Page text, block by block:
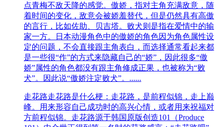
点青梅不敌天降的感觉。傲娇，指对主角充满敌意，随
着时间的变化，敌意会被娇羞替代，但是仍然具有高傲
的言行，比如佐助、贝吉塔。败犬则是指在爱情中的输
家一方。日本动漫角色中的傲娇的角色因为角色属性设
定的问题，不会直接跟主角表白，而选择通常看起来都
是一些很“作”的方式来隐藏自己的“娇”，因此很多“傲
娇”属性的角色都没有跟主角修成正果，也被称为“败
犬”。因此说“傲娇注定败犬”。......
走花路走花路是什么梗：走花路，是前程似锦，走上巅
峰。用来形容自己成功时的高兴心情，或者用来祝福对
方前程似锦。走花路源于韩国原版创造101（Produce